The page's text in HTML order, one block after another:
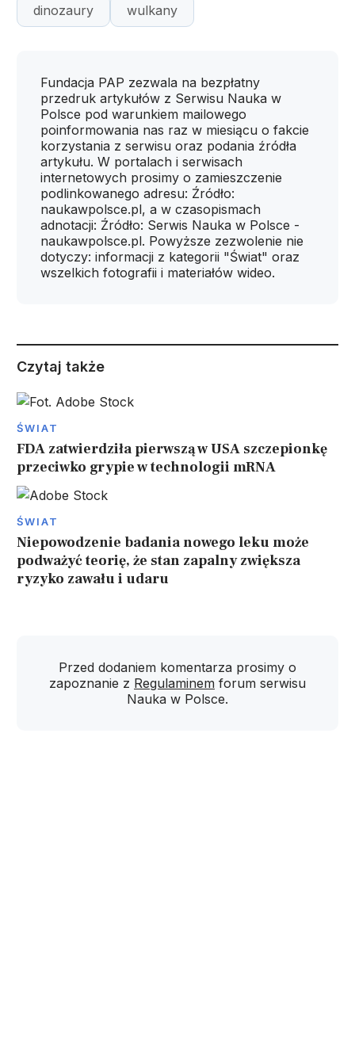
dinozaury wulkany
Fundacja PAP zezwala na bezpłatny
przedruk artykułów z Serwisu Nauka w
Polsce pod warunkiem mailowego
poinformowania nas raz w miesiącu o fakcie
korzystania z serwisu oraz podania źródła
artykułu. W portalach i serwisach
internetowych prosimy o zamieszczenie
podlinkowanego adresu: Źródło:
naukawpolsce.pl, a w czasopismach
adnotacji: Źródło: Serwis Nauka w Polsce -
naukawpolsce.pl. Powyższe zezwolenie nie
dotyczy: informacji z kategorii "Świat" oraz
wszelkich fotografii i materiałów wideo.
Czytaj także
ŚWIAT
FDA zatwierdziła pierwszą w USA szczepionkę
przeciwko grypie w technologii mRNA
ŚWIAT
Niepowodzenie badania nowego leku może
podważyć teorię, że stan zapalny zwiększa
ryzyko zawału i udaru
Przed dodaniem komentarza prosimy o
zapoznanie z Regulaminem forum serwisu
Nauka w Polsce.